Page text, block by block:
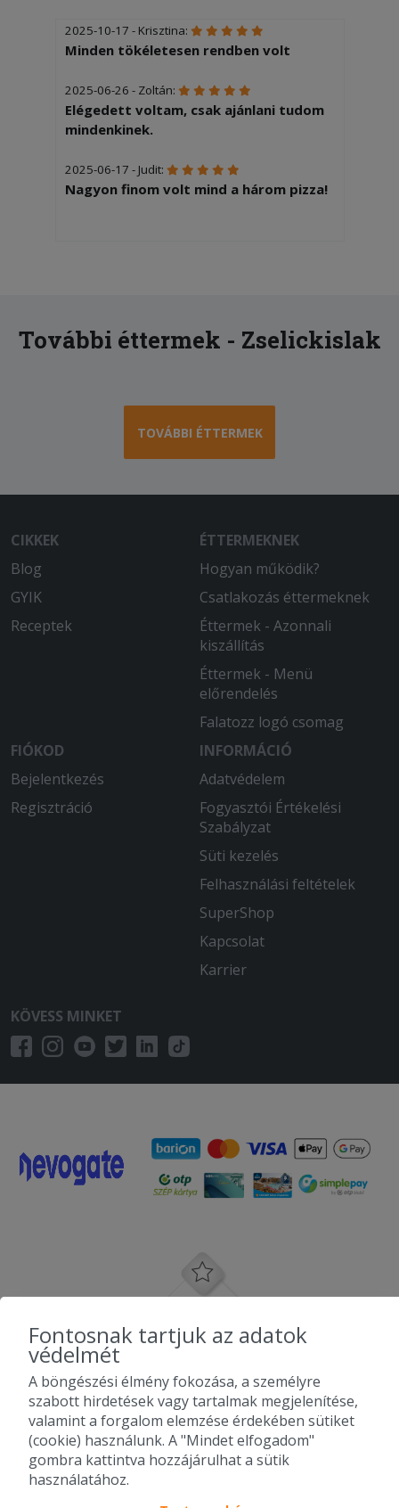
2025-10-17 - Krisztina:
Minden tökéletesen rendben volt
2025-06-26 - Zoltán:
Elégedett voltam, csak ajánlani tudom
mindenkinek.
2025-06-17 - Judit:
Nagyon finom volt mind a három pizza!
További éttermek - Zselickislak
TOVÁBBI ÉTTERMEK
CIKKEK
Blog
GYIK
Receptek
ÉTTERMEKNEK
Hogyan működik?
Csatlakozás éttermeknek
Éttermek - Azonnali
kiszállítás
Éttermek - Menü
előrendelés
Falatozz logó csomag
FIÓKOD
Bejelentkezés
Regisztráció
INFORMÁCIÓ
Adatvédelem
Fogyasztói Értékelési
Szabályzat
Süti kezelés
Felhasználási feltételek
SuperShop
Kapcsolat
Karrier
KÖVESS MINKET
Fontosnak tartjuk az adatok
védelmét
A böngészési élmény fokozása, a személyre
szabott hirdetések vagy tartalmak megjelenítése,
valamint a forgalom elemzése érdekében sütiket
(cookie) használunk. A "Mindet elfogadom"
gombra kattintva hozzájárulhat a sütik
használatához.